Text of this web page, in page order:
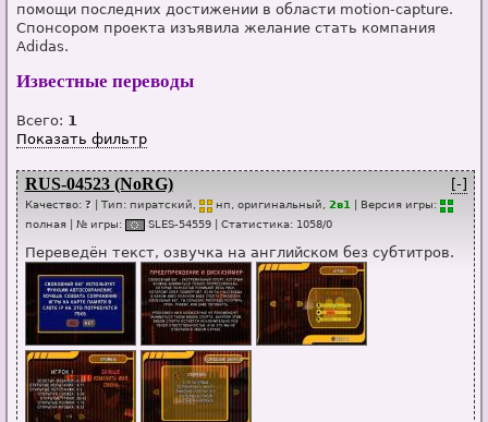
помощи последних достижении в области motion-capture.
Спонсором проекта изъявила желание стать компания
Adidas.
Известные переводы
Всего: 1
Показать фильтр
[-]
RUS-04523 (NoRG)
Качество: ? | Тип: пиратский, нп , оригинальный, 2в1
| Версия игры:
полная | № игры: SL ES-54559 Статистика: 1058/0
Переведён текст, озвучка на английском без субтитров.